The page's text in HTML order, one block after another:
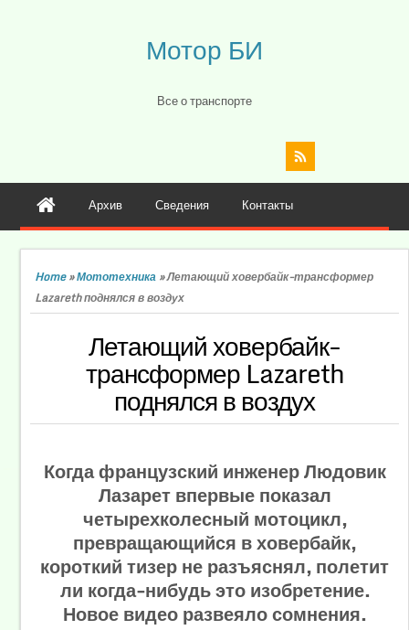
Мотор БИ
Все о транспорте
Архив Сведения Контакты
Home»Мототехника »Летающий ховербайк-трансформер
Lazareth поднялся в воздух
Летающий ховербайк-
трансформер Lazareth
поднялся в воздух
Когда французский инженер Людовик
Лазарет впервые показал
четырехколесный мотоцикл,
превращающийся в ховербайк,
короткий тизер не разъяснял, полетит
ли когда-нибудь это изобретение.
Новое видео развеяло сомнения.